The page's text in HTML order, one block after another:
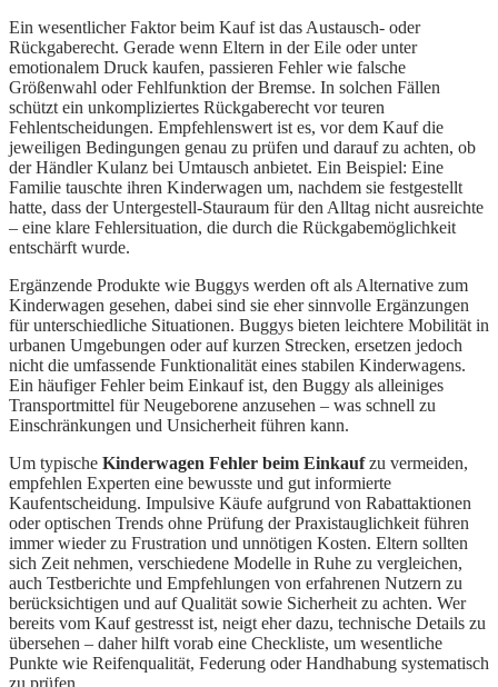
Ein wesentlicher Faktor beim Kauf ist das Austausch- oder
Rückgaberecht. Gerade wenn Eltern in der Eile oder unter
emotionalem Druck kaufen, passieren Fehler wie falsche
Größenwahl oder Fehlfunktion der Bremse. In solchen Fällen
schützt ein unkompliziertes Rückgaberecht vor teuren
Fehlentscheidungen. Empfehlenswert ist es, vor dem Kauf die
jeweiligen Bedingungen genau zu prüfen und darauf zu achten, ob
der Händler Kulanz bei Umtausch anbietet. Ein Beispiel: Eine
Familie tauschte ihren Kinderwagen um, nachdem sie festgestellt
hatte, dass der Untergestell-Stauraum für den Alltag nicht ausreichte
– eine klare Fehlersituation, die durch die Rückgabemöglichkeit
entschärft wurde.
Ergänzende Produkte wie Buggys werden oft als Alternative zum
Kinderwagen gesehen, dabei sind sie eher sinnvolle Ergänzungen
für unterschiedliche Situationen. Buggys bieten leichtere Mobilität in
urbanen Umgebungen oder auf kurzen Strecken, ersetzen jedoch
nicht die umfassende Funktionalität eines stabilen Kinderwagens.
Ein häufiger Fehler beim Einkauf ist, den Buggy als alleiniges
Transportmittel für Neugeborene anzusehen – was schnell zu
Einschränkungen und Unsicherheit führen kann.
Um typische Kinderwagen Fehler beim Einkaufzu vermeiden,
empfehlen Experten eine bewusste und gut informierte
Kaufentscheidung. Impulsive Käufe aufgrund von Rabattaktionen
oder optischen Trends ohne Prüfung der Praxistauglichkeit führen
immer wieder zu Frustration und unnötigen Kosten. Eltern sollten
sich Zeit nehmen, verschiedene Modelle in Ruhe zu vergleichen,
auch Testberichte und Empfehlungen von erfahrenen Nutzern zu
berücksichtigen und auf Qualität sowie Sicherheit zu achten. Wer
bereits vom Kauf gestresst ist, neigt eher dazu, technische Details zu
übersehen – daher hilft vorab eine Checkliste, um wesentliche
Punkte wie Reifenqualität, Federung oder Handhabung systematisch
zu prüfen.